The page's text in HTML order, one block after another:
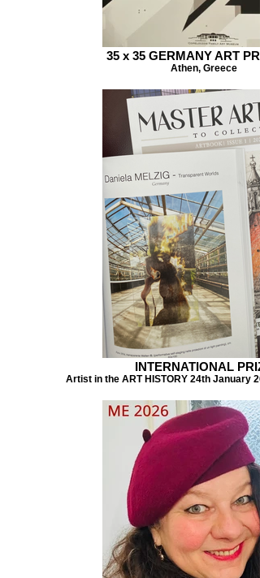
35 x 35 GERMANY ART
Athen, Greece
INTERNATIONAL
Artist in the ART HISTORY 24th January